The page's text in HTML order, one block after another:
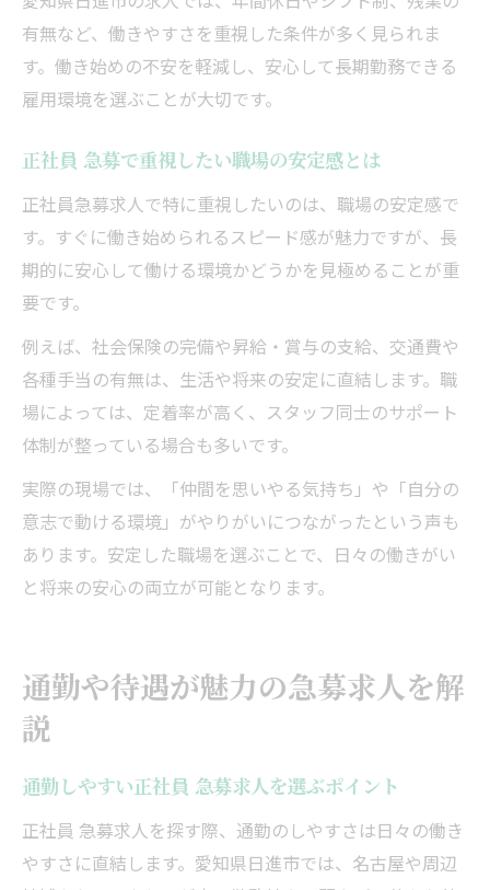
有無など、働きやすさを重視した条件が多く見られま
す。働き始めの不安を軽減し、安心して長期勤務できる
雇用環境を選ぶことが大切です。
正社員 急募で重視したい職場の安定感とは
正社員急募求人で特に重視したいのは、職場の安定感で
す。すぐに働き始められるスピード感が魅力ですが、長
期的に安心して働ける環境かどうかを見極めることが重
要です。
例えば、社会保険の完備や昇給・賞与の支給、交通費や
各種手当の有無は、生活や将来の安定に直結します。職
場によっては、定着率が高く、スタッフ同士のサポート
体制が整っている場合も多いです。
実際の現場では、「仲間を思いやる気持ち」や「自分の
意志で動ける環境」がやりがいにつながったという声も
あります。安定した職場を選ぶことで、日々の働きがい
と将来の安心の両立が可能となります。
通勤や待遇が魅力の急募求人を解
説
通勤しやすい正社員 急募求人を選ぶポイント
正社員 急募求人を探す際、通勤のしやすさは日々の働き
やすさに直結します。愛知県日進市では、名古屋や周辺